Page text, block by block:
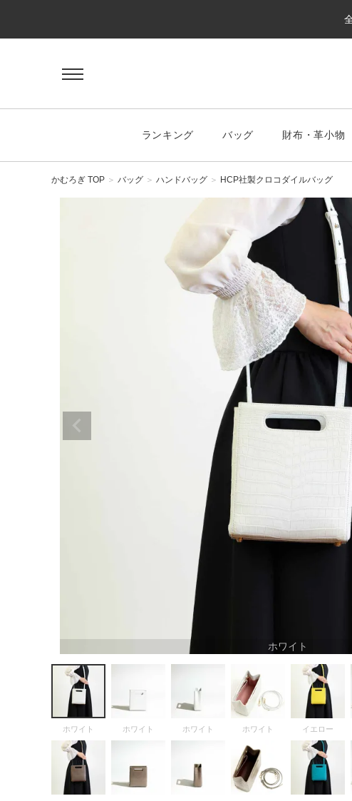
ランキング バッグ 財布・革小物
KEYWORD #キーワード #キ
バッグ
ハンドバッグ
トートバッグ
ショルダーバッグ
リュックサック
ランキング トピック
FOLLOW US
かむろぎ TOP バッグ ハンドバッグ HCP社製クロコダイルバッグ
ホワイト
ホワイト ホワイト ホワイト ホワイト イエロー